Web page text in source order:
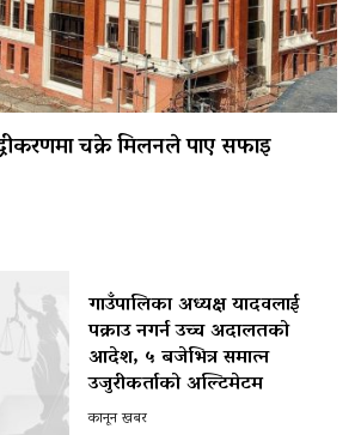
चक्रे मिलनले पाए सफाइ
गाउँपालिका अध्यक्ष यादवलाई
पक्राउ नगर्न उच्च अदालतको
आदेश, ५ बजेभित्र समात्न
उजुरीकर्ताको अल्टिमेटम
कानून खबर